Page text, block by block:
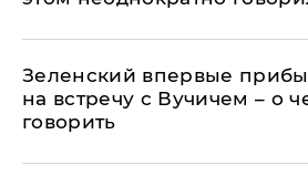
Зеленский впервые
на встречу с Вучичем – о
говорить